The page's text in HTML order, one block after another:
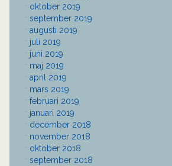
oktober 2019
september 2019
augusti 2019
juli 2019
juni 2019
maj 2019
april 2019
mars 2019
februari 2019
januari 2019
december 2018
november 2018
oktober 2018
september 2018